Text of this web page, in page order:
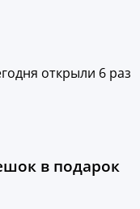
открыли 6 раз
в подарок